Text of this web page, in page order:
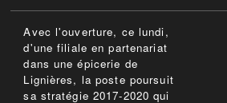
Avec l'ouverture, ce lundi,
d'une filiale en partenariat
dans une épicerie de
Lignières, la poste poursuit
sa stratégie 2017-2020 qui